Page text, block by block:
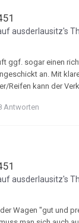
ausderlausitz's
ggf. sogar einen
an. Mit
Reifen kann der
Antworten
ausderlausitz's
Wagen "gut und